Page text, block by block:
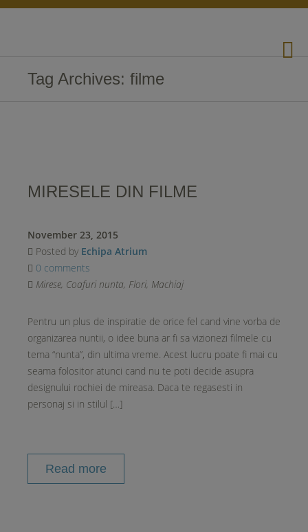
Tag Archives: filme
MIRESELE DIN FILME
November 23, 2015
Posted by Echipa Atrium
0 comments
Mirese, Coafuri nunta, Flori, Machiaj
Pentru un plus de inspiratie de orice fel cand vine vorba de
organizarea nuntii, o idee buna ar fi sa vizionezi filmele cu
tema “nunta”, din ultima vreme. Acest lucru poate fi mai cu
seama folositor atunci cand nu te poti decide asupra
designului rochiei de mireasa. Daca te regasesti in
personaj si in stilul […]
Read more